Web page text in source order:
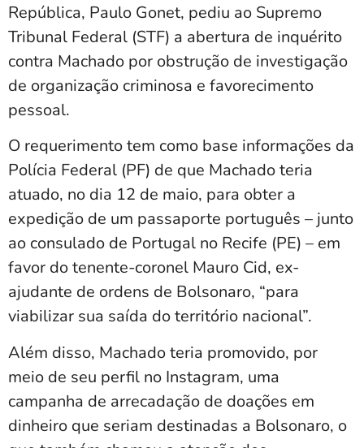
República, Paulo Gonet, pediu ao Supremo
Tribunal Federal (STF) a abertura de inquérito
contra Machado por obstrução de investigação
de organização criminosa e favorecimento
pessoal.
O requerimento tem como base informações da
Polícia Federal (PF) de que Machado teria
atuado, no dia 12 de maio, para obter a
expedição de um passaporte português – junto
ao consulado de Portugal no Recife (PE) – em
favor do tenente-coronel Mauro Cid, ex-
ajudante de ordens de Bolsonaro, “para
viabilizar sua saída do território nacional”.
Além disso, Machado teria promovido, por
meio de seu perfil no Instagram, uma
campanha de arrecadação de doações em
dinheiro que seriam destinadas a Bolsonaro, o